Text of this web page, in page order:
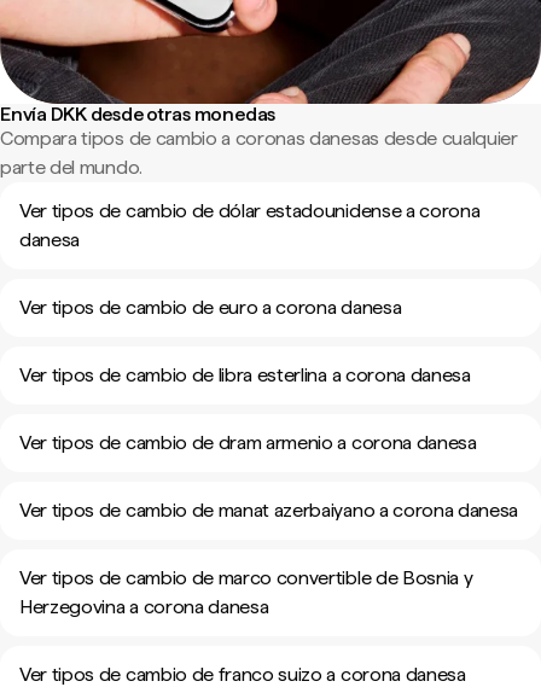
Envía DKK desde otras monedas
Compara tipos de cambio a coronas danesas desde cualquier
parte del mundo.
Ver tipos de cambio de dólar estadounidense a corona
danesa
Ver tipos de cambio de euro a corona danesa
Ver tipos de cambio de libra esterlina a corona danesa
Ver tipos de cambio de dram armenio a corona danesa
Ver tipos de cambio de manat azerbaiyano a corona danesa
Ver tipos de cambio de marco convertible de Bosnia y
Herzegovina a corona danesa
Ver tipos de cambio de franco suizo a corona danesa